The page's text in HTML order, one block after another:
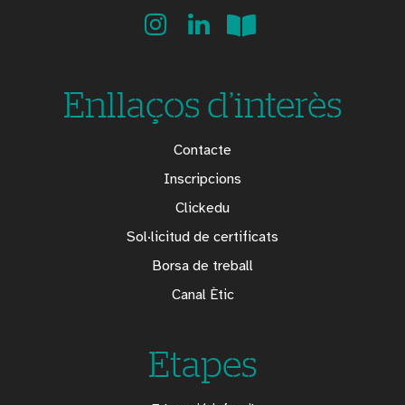
Enllaços d’interès
Contacte
Inscripcions
Clickedu
Sol·licitud de certificats
Borsa de treball
Canal Ètic
Etapes